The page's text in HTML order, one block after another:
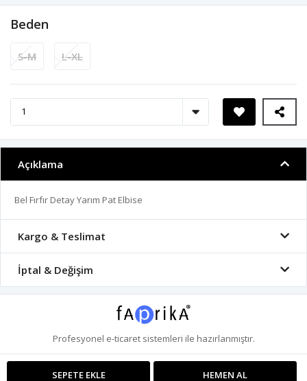
Beden
S-M L-XL
SEPETE EKLE HEMEN AL
Açıklama
Bel Fırfır Detay Yarım Pat Elbise
Kargo & Teslimat
İptal & Değişim
Profesyonel e-ticaretsistemleri ile hazırlanmıştır.